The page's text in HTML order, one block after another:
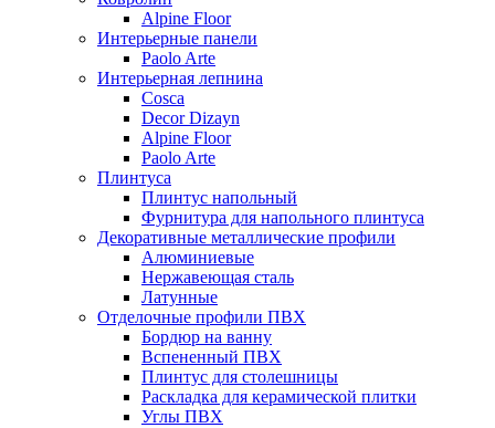
Alpine Floor
Интерьерные панели
Paolo Arte
Интерьерная лепнина
Cosca
Decor Dizayn
Alpine Floor
Paolo Arte
Плинтуса
Плинтус напольный
Фурнитура для напольного плинтуса
Декоративные металлические профили
Алюминиевые
Нержавеющая сталь
Латунные
Отделочные профили ПВХ
Бордюр на ванну
Вспененный ПВХ
Плинтус для столешницы
Раскладка для керамической плитки
Углы ПВХ